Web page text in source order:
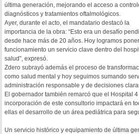
última generación, mejorando el acceso a
diagnósticos y tratamientos oftalmológicos.
Ayer, durante el acto, el mandatario destacó la
importancia de la obra: “Esto era un desafío
desde hace más de 20 años. Hoy logramos
funcionamiento un servicio clave dentro del
salud”, expresó.
Zdero subrayó además el proceso de
como salud mental y hoy seguimos sumando
administración responsable y de decisiones
El gobernador también remarcó que el Hospital
incorporación de este consultorio impactará en
ellas el desarrollo de un área pediátrica para
Un servicio histórico y equipamiento de última